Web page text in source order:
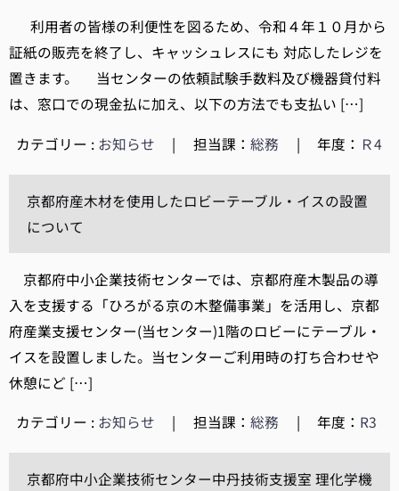
利用者の皆様の利便性を図るため、令和４年１０月から
証紙の販売を終了し、キャッシュレスにも 対応したレジを
置きます。 当センターの依頼試験手数料及び機器貸付料
は、窓口での現金払に加え、以下の方法でも支払い […]
カテゴリー : お知らせ | 担当課：総務 | 年度： Ｒ4
京都府産木材を使用したロビーテーブル・イスの設置
について
京都府中小企業技術センターでは、京都府産木製品の導
入を支援する「ひろがる京の木整備事業」を活用し、京都
府産業支援センター(当センター)1階のロビーにテーブル・
イスを設置しました。当センターご利用時の打ち合わせや
休憩にど […]
カテゴリー : お知らせ | 担当課：総務 | 年度： R3
京都府中小企業技術センター中丹技術支援室 理化学機